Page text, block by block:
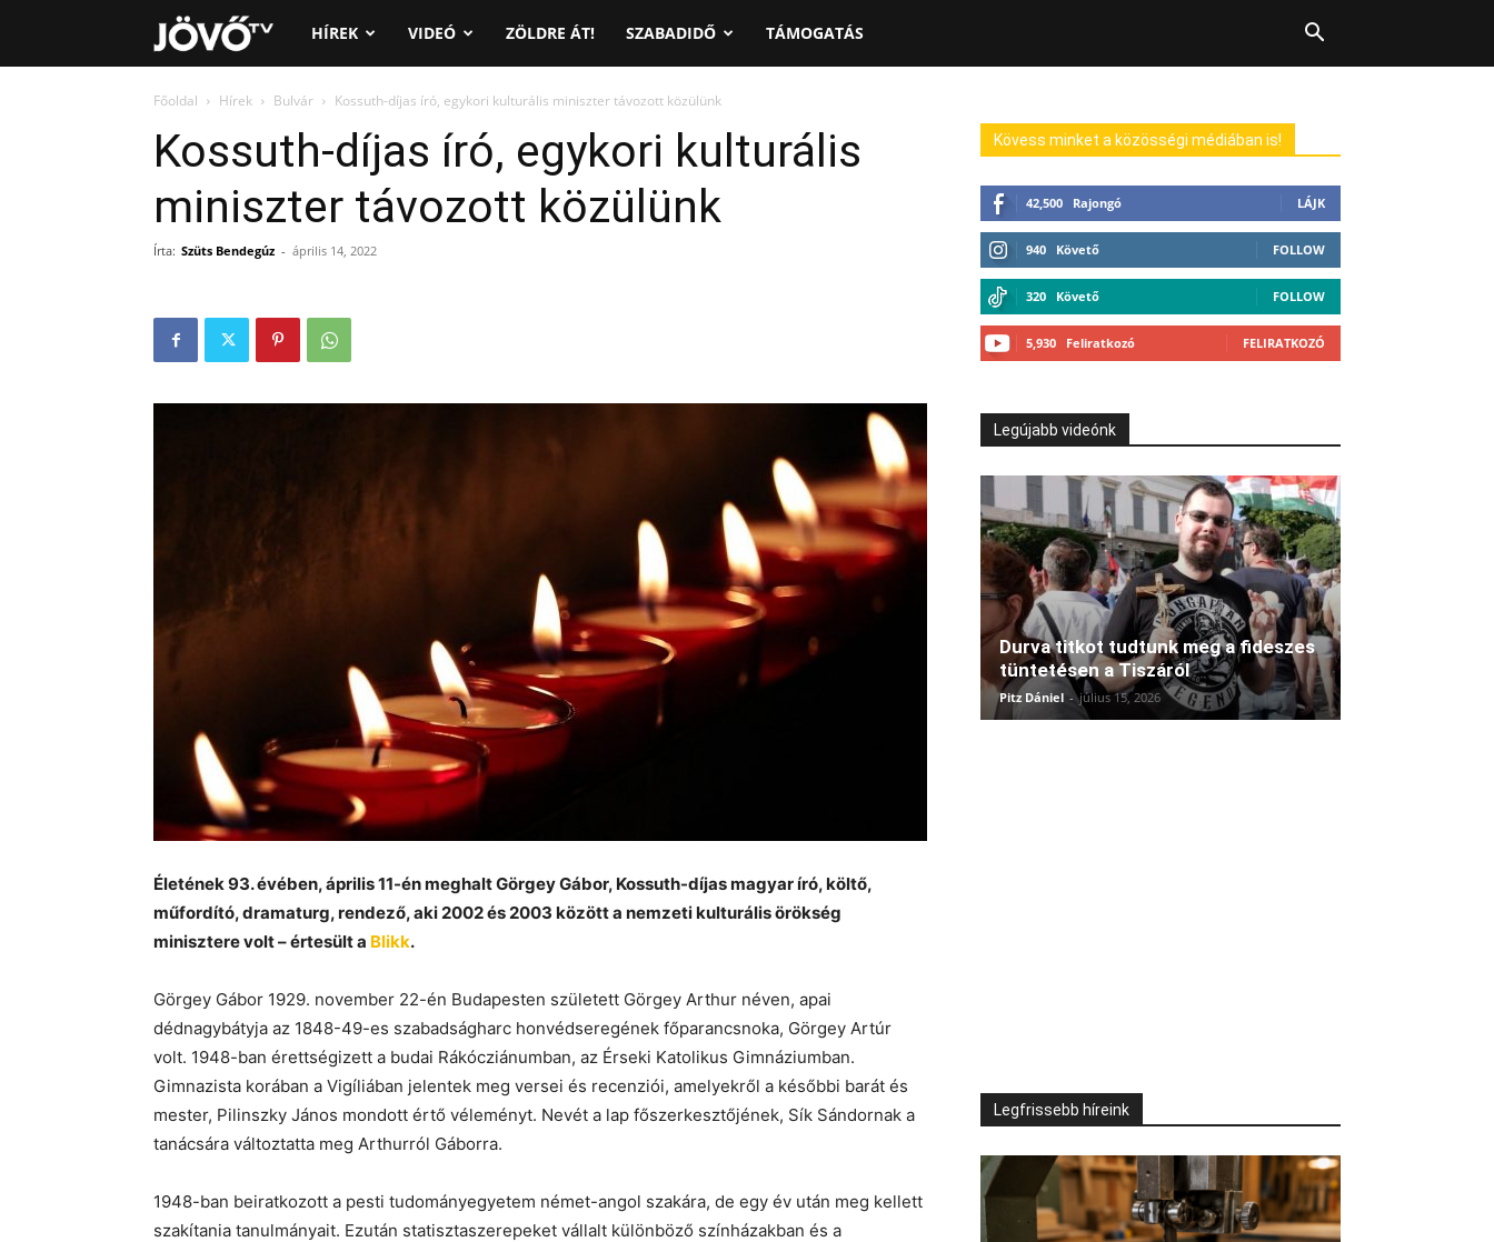
Jövő
TV
HÍREK VIDEÓ ZÖLDRE ÁT! SZABADIDŐ TÁMOGATÁS
Főoldal Hírek Bulvár Kossuth-díjas író, egykori kulturális miniszter távozott közülünk
Kossuth-díjas író, egykori kulturális
miniszter távozott közülünk
Írta: Szüts Bendegúz - április 14, 2022
Életének 93. évében, április 11-én meghalt Görgey Gábor, Kossuth-díjas magyar író, költő,
műfordító, dramaturg, rendező, aki 2002 és 2003 között a nemzeti kulturális örökség
minisztere volt – értesült a Blikk.
Görgey Gábor 1929. november 22-én Budapesten született Görgey Arthur néven, apai
dédnagybátyja az 1848-49-es szabadságharc honvédseregének főparancsnoka, Görgey Artúr
volt. 1948-ban érettségizett a budai Rákócziánumban, az Érseki Katolikus Gimnáziumban.
Gimnazista korában a Vigíliában jelentek meg versei és recenziói, amelyekről a későbbi barát és
mester, Pilinszky János mondott értő véleményt. Nevét a lap főszerkesztőjének, Sík Sándornak a
tanácsára változtatta meg Arthurról Gáborra.
1948-ban beiratkozott a pesti tudományegyetem német-angol szakára, de egy év után meg kellett
szakítania tanulmányait. Ezután statisztaszerepeket vállalt különböző színházakban és a
Kövess minket a közösségi médiában is!
42,500 Rajongó LÁJK
940 Követő FOLLOW
320 Követő FOLLOW
5,930 Feliratkozó FELIRATKOZÓ
Legújabb videónk
Durva titkot tudtunk meg a fideszes
tüntetésen a Tiszáról
Pitz Dániel - július 15, 2026
Legfrissebb híreink